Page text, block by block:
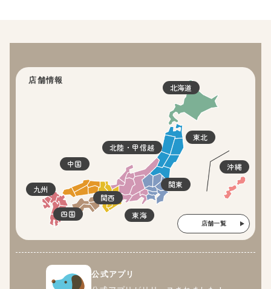
店舗情報
北海道
東北
関東
北陸・甲信越
東海
関西
四国
中国
九州
沖縄
店舗一覧
公式アプリ